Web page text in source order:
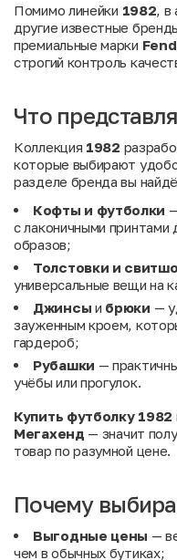
Помимо линейки 1982 ,
другие известные
премиальные марки
строгий контроль
Что
Коллекция 1982
которые выбирают
разделе бренда вы
Кофты и футболки
с лаконичными принтами
образов;
Толстовки и
универсальные вещи на
Джинсы и брюки —
зауженным кроем,
гардероб;
Рубашки —
учёбы или прогулок.
Купить футболку 1982
Мегахенд — значит
товар по разумной цене.
Почему
Выгодные цены —
чем в обычных бутиках;